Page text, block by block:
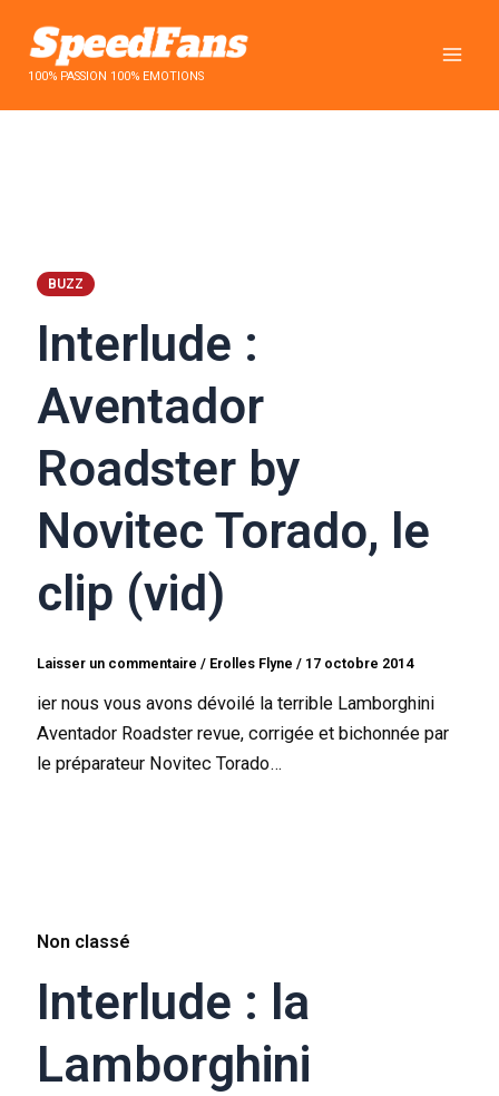
contenu100% PASSION 100% EMOTIONS
BUZZ
Interlude :
Aventador
Roadster by
Novitec Torado, le
clip (vid)
Laisser un commentaire / Erolles Flyne/ 17 octobre 2014
ier nous vous avons dévoilé la terrible Lamborghini
Aventador Roadster revue, corrigée et bichonnée par
le préparateur Novitec Torado…
Non classé
Interlude : la
Lamborghini